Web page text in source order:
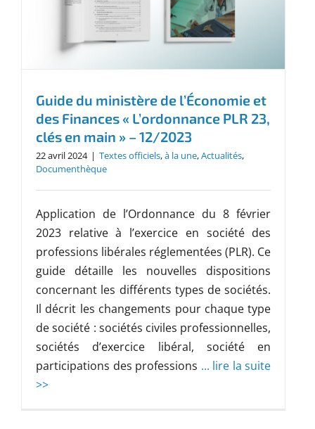
Guide du ministère de l’Économie et
des Finances « L’ordonnance PLR 23,
clés en main » – 12/2023
22 avril 2024 | Textes officiels,à la une,Actualités,
Documenthèque
Application de l’Ordonnance du 8 février
2023 relative à l’exercice en société des
professions libérales réglementées (PLR). Ce
guide détaille les nouvelles dispositions
concernant les différents types de sociétés.
Il décrit les changements pour chaque type
de société : sociétés civiles professionnelles,
sociétés d’exercice libéral, société en
participations des professions ... lire la suite
>>